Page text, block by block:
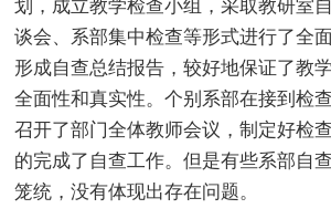
划，成立教学检查小组，采取教研室
谈会、系部集中检查等形式进行了全
形成自查总结报告，较好地保证了教
全面性和真实性。个别系部在接到检
召开了部门全体教师会议，制定好检
的完成了自查工作。但是有些系部自
笼统，没有体现出存在问题。